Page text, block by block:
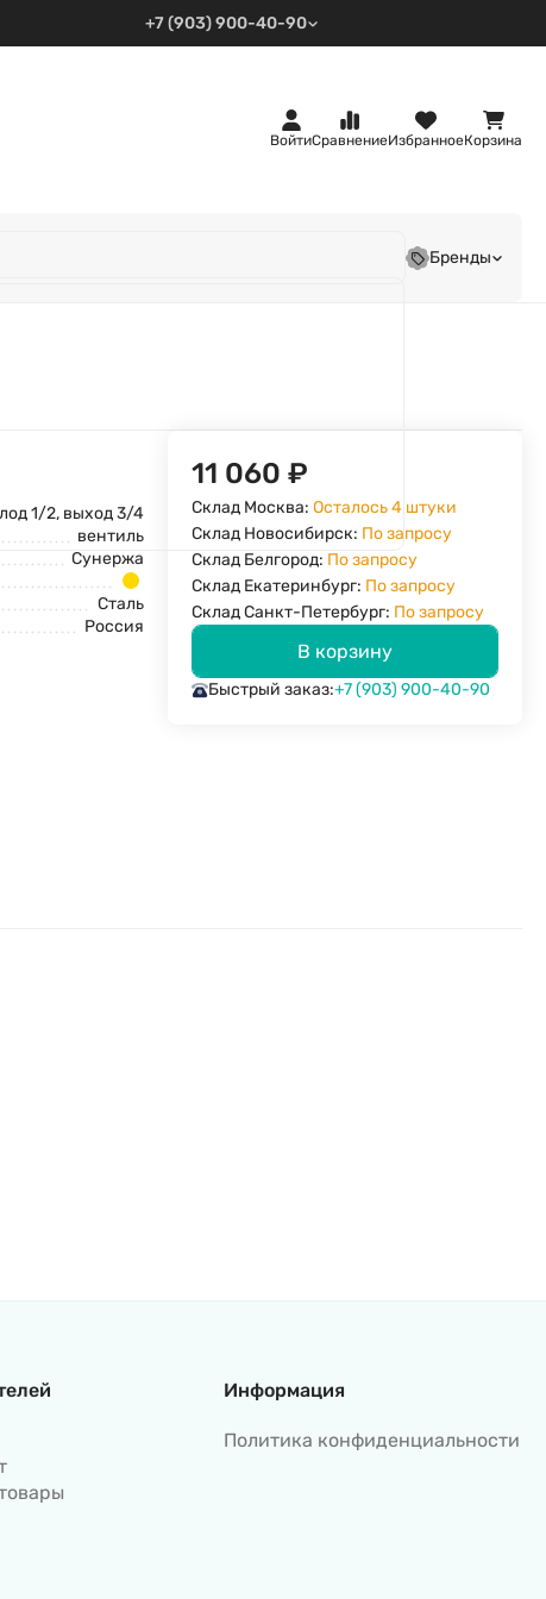
+7 (903) 900-40-90
ВойтиСравнениеИзбранноеКорзина
Бренды
1/2, выход 3/4
вентиль
Сунержа
Сталь
Россия
11 060₽
Склад Москва:Осталось 4 штуки
Склад Новосибирск: По запросу
Склад Белгород: По запросу
Склад Екатеринбург: По запросу
Склад Санкт-Петербург: По запросу
В корзину
Быстрый заказ:+7 (903) 900-40-90
Информация
Политика конфиденциальности